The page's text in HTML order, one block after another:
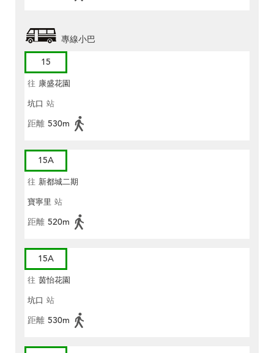
專線小巴
15
往 康盛花園
坑口 站
距離 530m
15A
往 新都城二期
寶寧里 站
距離 520m
15A
往 茵怡花園
坑口 站
距離 530m